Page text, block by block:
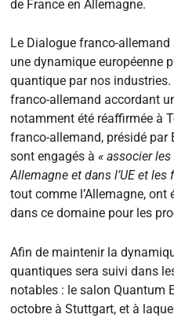
de France en Allemagne.
Le Dialogue franco-
une dynamique européenne
quantique par nos
franco-allemand accordant
notamment été réaffirmée à
franco-allemand, présidé par
sont engagés à « associer
Allemagne et dans l’UE et
tout comme l’Allemagne,
dans ce domaine pour les
Afin de maintenir la
quantiques sera suivi dans
notables : le salon Quantum
octobre à Stuttgart, et à